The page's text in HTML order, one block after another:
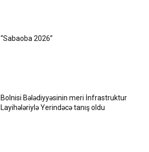
“Sabaoba 2026”
Bolnisi Bələdiyyəsinin meri İnfrastruktur
Layihələriylə Yerindəcə tanış oldu